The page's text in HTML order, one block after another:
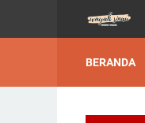
BERANDA